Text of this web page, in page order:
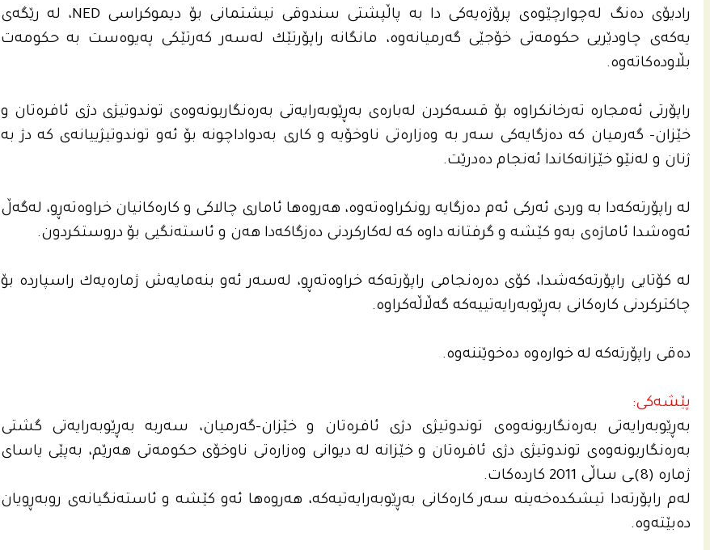
رادیۆی ده‌نگ له‌چوارچێوه‌ى پرۆژه‌یه‌كى دا به‌ پاڵپشتى سندوقی نیشتمانى بۆ دیموكراسی NED، له‌ رێگه‌ى
یه‌كه‌ى چاودێریی حكومه‌تى خۆجێی گه‌رمیانه‌وه‌، مانگانه‌ راپۆرتێك له‌سه‌ر كه‌رتێكى په‌یوه‌ست به‌ حكومه‌ت
بڵاوده‌كاته‌وه‌.
راپۆرتى ئه‌مجاره‌ ته‌رخانكراوه‌ بۆ قسه‌كردن له‌باره‌ى بەڕێوبەرایەتی بەرەنگاربونەوەی توندوتیژی دژی ئافرەتان و
خێزان- گه‌رمیان كه‌ ده‌زگایه‌كى سه‌ر به‌ وه‌زاره‌تى ناوخۆیه‌ و كارى به‌دواداچونه‌ بۆ ئه‌و توندوتیژییانه‌ى كه‌ دژ به‌
ژنان و له‌نێو خێزانه‌كاندا ئه‌نجام ده‌درێت.
له‌ راپۆرته‌كه‌دا به‌ وردی ئه‌ركی ئه‌م ده‌زگایه‌ رونكراوه‌ته‌وه‌، هه‌روه‌ها ئامارى چالاكی و كاره‌كانیان خراوه‌ته‌ڕو، له‌گه‌ڵ
ئه‌وه‌شدا ئاماژه‌ى به‌و كێشه‌ و گرفتانه‌ داوه‌ كه‌ له‌كاركردنى ده‌زگاكه‌دا هه‌ن و ئاسته‌نگیی بۆ دروستكردون.
له‌ كۆتایی راپۆرته‌كه‌شدا، كۆی ده‌ره‌نجامى راپۆرته‌كه‌ خراوه‌ته‌ڕو، له‌سه‌ر ئه‌و بنه‌مایه‌ش ژماره‌یه‌ك راسپارده‌ بۆ
چاكتركردنى كاره‌كانى به‌ڕێوبه‌رایه‌تییه‌كه‌ گه‌ڵاڵه‌كراوه‌.
ده‌قی راپۆرته‌كه‌ له‌ خواره‌وه‌ ده‌خوێننه‌وه‌.
پێشەکی:
بەڕێوبەرایەتی بەرەنگاربونەوەی توندوتیژی دژی ئافرەتان و خێزان-گەرمیان، سەربە بەڕێوبەرایەتی گشتی
بەرەنگاربونەوەی توندوتیژی دژی ئافرەتان و خێزانە لە دیوانی وەزارەتی ناوخۆی حکومەتی هەرێم، بەپێی یاسای
ژمارە (8)ـی ساڵی 2011 کاردەکات.
لەم راپۆرتەدا تیشکدەخەینە سەر کارەکانی بەڕێوبەرایەتیه‌كه‌، هه‌روه‌ها ئه‌و كێشه‌ و ئاسته‌نگیانه‌ى روبه‌ڕویان
ده‌بێته‌وه‌.